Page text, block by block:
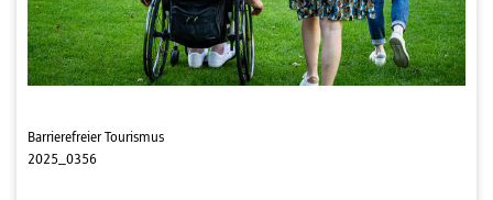
Barrierefreier Tourismus
2025_0356